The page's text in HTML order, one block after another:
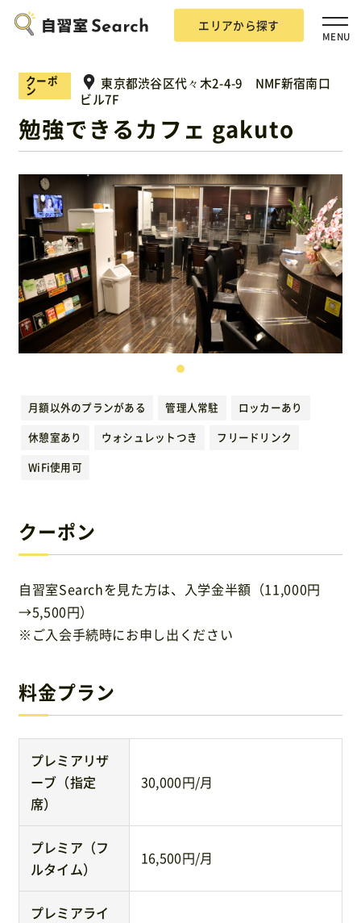
エリアから探す
MENU
エリアから探す
自習室Searchとは？
掲載希望の方
広告掲載について
免責事項
クーポ
ン
東京都渋谷区代々木2-4-9 NMF新宿南口
ビル7F
勉強できるカフェ gakuto
月額以外のプランがある 管理人常駐
ロッカーあり
休憩室あり
ウォシュレットつき
フリードリンク
WiFi使用可
クーポン
自習室Searchを見た方は、入学金半額（11,000円
→5,500円）
※ご入会手続時にお申し出ください
料金プラン
プレミアリザ
ーブ（指定
席）
30,000円/月
プレミア（フ
ルタイム）
16,500円/月
プレミアライ